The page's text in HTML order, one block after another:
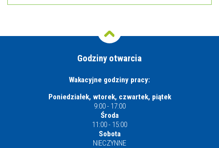
Godziny otwarcia
Wakacyjne godziny pracy:
Poniedziałek, wtorek, czwartek, piątek
9:00 - 17:00
Środa
11:00 - 15:00
Sobota
NIECZYNNE